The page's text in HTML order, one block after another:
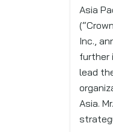
Asia
Inc.,
further
lead
Asia.